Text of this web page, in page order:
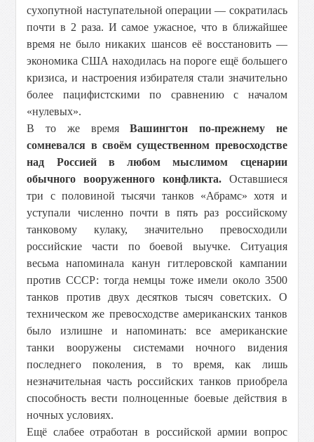
сухопутной наступательной операции — сократилась
почти в 2 раза. И самое ужасное, что в ближайшее
время не было никаких шансов её восстановить —
экономика США находилась на пороге ещё большего
кризиса, и настроения избирателя стали значительно
более пацифистскими по сравнению с началом
«нулевых».
В то же времяВашингтон по-прежнему не
сомневался в своём существенном превосходстве
над Россией в любом мыслимом сценарии
обычного вооруженного конфликта. Оставшиеся
три с половиной тысячи танков «Абрамс» хотя и
уступали численно почти в пять раз российскому
танковому кулаку, значительно превосходили
российские части по боевой выучке. Ситуация
весьма напоминала канун гитлеровской кампании
против СССР: тогда немцы тоже имели около 3500
танков против двух десятков тысяч советских. О
техническом же превосходстве американских танков
было излишне и напоминать: все американские
танки вооружены системами ночного видения
последнего поколения, в то время, как лишь
незначительная часть российских танков приобрела
способность вести полноценные боевые действия в
ночных условиях.
Ещё слабее отработан в российской армии вопрос